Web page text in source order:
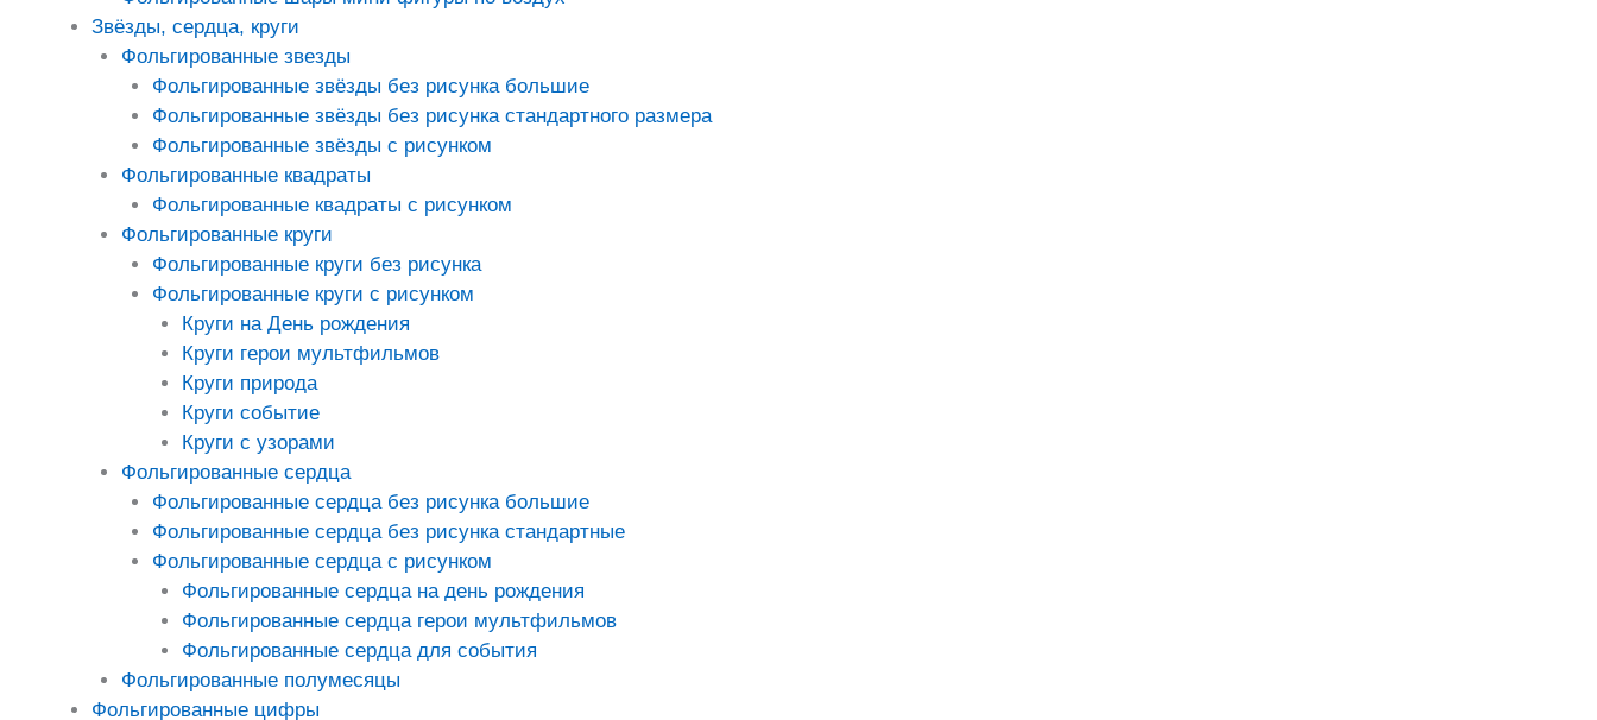
Звёзды, сердца, круги
Фольгированные звезды
Фольгированные звёзды без рисунка большие
Фольгированные звёзды без рисунка стандартного размера
Фольгированные звёзды с рисунком
Фольгированные квадраты
Фольгированные квадраты с рисунком
Фольгированные круги
Фольгированные круги без рисунка
Фольгированные круги с рисунком
Круги на День рождения
Круги герои мультфильмов
Круги природа
Круги событие
Круги с узорами
Фольгированные сердца
Фольгированные сердца без рисунка большие
Фольгированные сердца без рисунка стандартные
Фольгированные сердца с рисунком
Фольгированные сердца на день рождения
Фольгированные сердца герои мультфильмов
Фольгированные сердца для события
Фольгированные полумесяцы
Фольгированные цифры